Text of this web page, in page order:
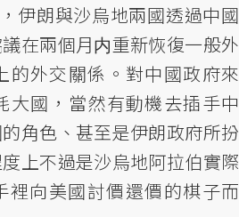
伊朗與沙烏地兩國透過中國
在兩個月内重新恢復一般外
的外交關係。對中國政府來
大國，當然有動機去插手中
角色、甚至是伊朗政府所扮
上不過是沙烏地阿拉伯實際
裡向美國討價還價的棋子而